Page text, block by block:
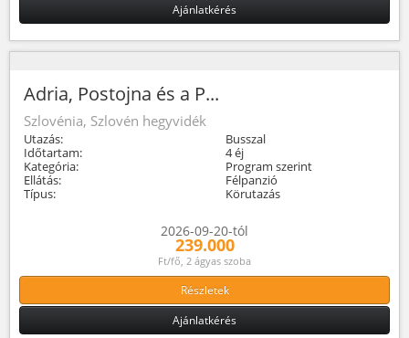
Ajánlatkérés
Adria, Postojna és a P...
Szlovénia, Szlovén hegyvidék
Utazás:
Busszal
Időtartam:
4 éj
Kategória:
Program szerint
Ellátás:
Félpanzió
Típus:
Körutazás
2026-09-20-tól
239.000
Ft/fő, 2 ágyas szoba
Részletek
Ajánlatkérés